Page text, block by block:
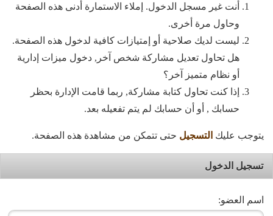
أنت غير مسجل الدخول. إملاء الاستمارة أدنى هذه الصفحة
وحاول مرة أخرى.
ليست لديك صلاحية أو إمتيازات كافية لدخول هذه الصفحة.
هل تحاول تعديل مشاركة شخص آخر, دخول ميزات إدارية
أو نظام متميز آخر؟
إذا كنت تحاول كتابة مشاركة, ربما قامت الإدارة بحظر
حسابك , أو أن حسابك لم يتم تفعيله بعد.
يتوجب عليك التسجيل حتى تتمكن من مشاهدة هذه الصفحة.
تسجيل الدخول
اسم العضو: